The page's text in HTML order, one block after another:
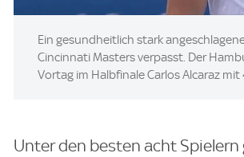
Ein gesundheitlich stark
Cincinnati Masters verpasst. Der
Vortag im Halbfinale Carlos Alcaraz
Unter den besten acht